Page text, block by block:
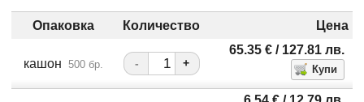
Опаковка Количество Цена
кашон 500 бр. - +
65.35 €/ 127.81 лв.